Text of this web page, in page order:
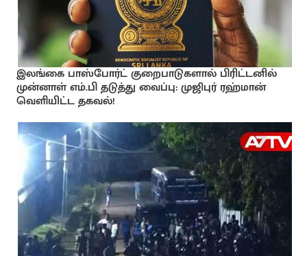
இலங்கை பாஸ்போர்ட் குறைபாடுகளால் பிரிட்டனில்
முன்னாள் எம்.பி தடுத்து வைப்பு: முஜிபுர் ரஹ்மான்
வெளியிட்ட தகவல்!